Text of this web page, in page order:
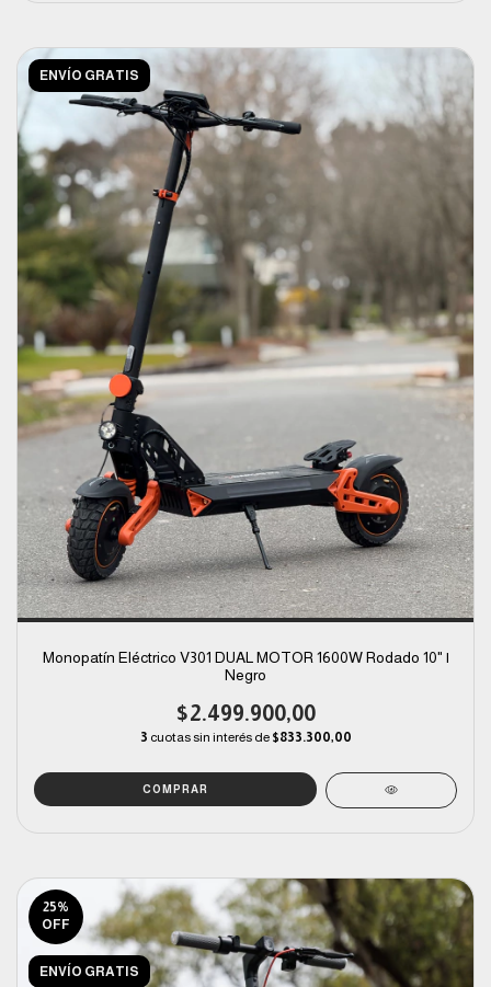
ENVÍO GRATIS
Monopatín Eléctrico V301 DUAL MOTOR 1600W Rodado 10" |
Negro
$2.499.900,00
3 cuotas sin interés de $833.300,00
25%
OFF
ENVÍO GRATIS